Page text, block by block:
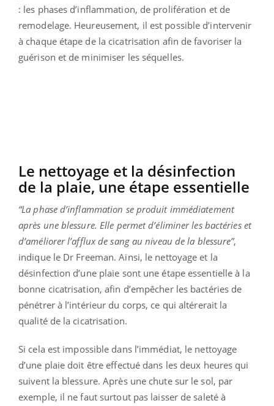
: les phases d’inflammation, de prolifération et de
remodelage. Heureusement, il est possible d’intervenir
à chaque étape de la cicatrisation afin de favoriser la
guérison et de minimiser les séquelles.
Le nettoyage et la désinfection
de la plaie, une étape essentielle
“La phase d’inflammation se produit immédiatement
après une blessure. Elle permet d’éliminer les bactéries et
d’améliorer l’afflux de sang au niveau de la blessure”,
indique le Dr Freeman. Ainsi, le nettoyage et la
désinfection d’une plaie sont une étape essentielle à la
bonne cicatrisation, afin d’empêcher les bactéries de
pénétrer à l’intérieur du corps, ce qui altérerait la
qualité de la cicatrisation.
Si cela est impossible dans l’immédiat, le nettoyage
d’une plaie doit être effectué dans les deux heures qui
suivent la blessure. Après une chute sur le sol, par
exemple, il ne faut surtout pas laisser de saleté à